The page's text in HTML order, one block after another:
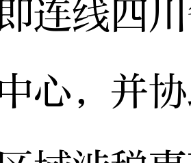
连线四
心，并